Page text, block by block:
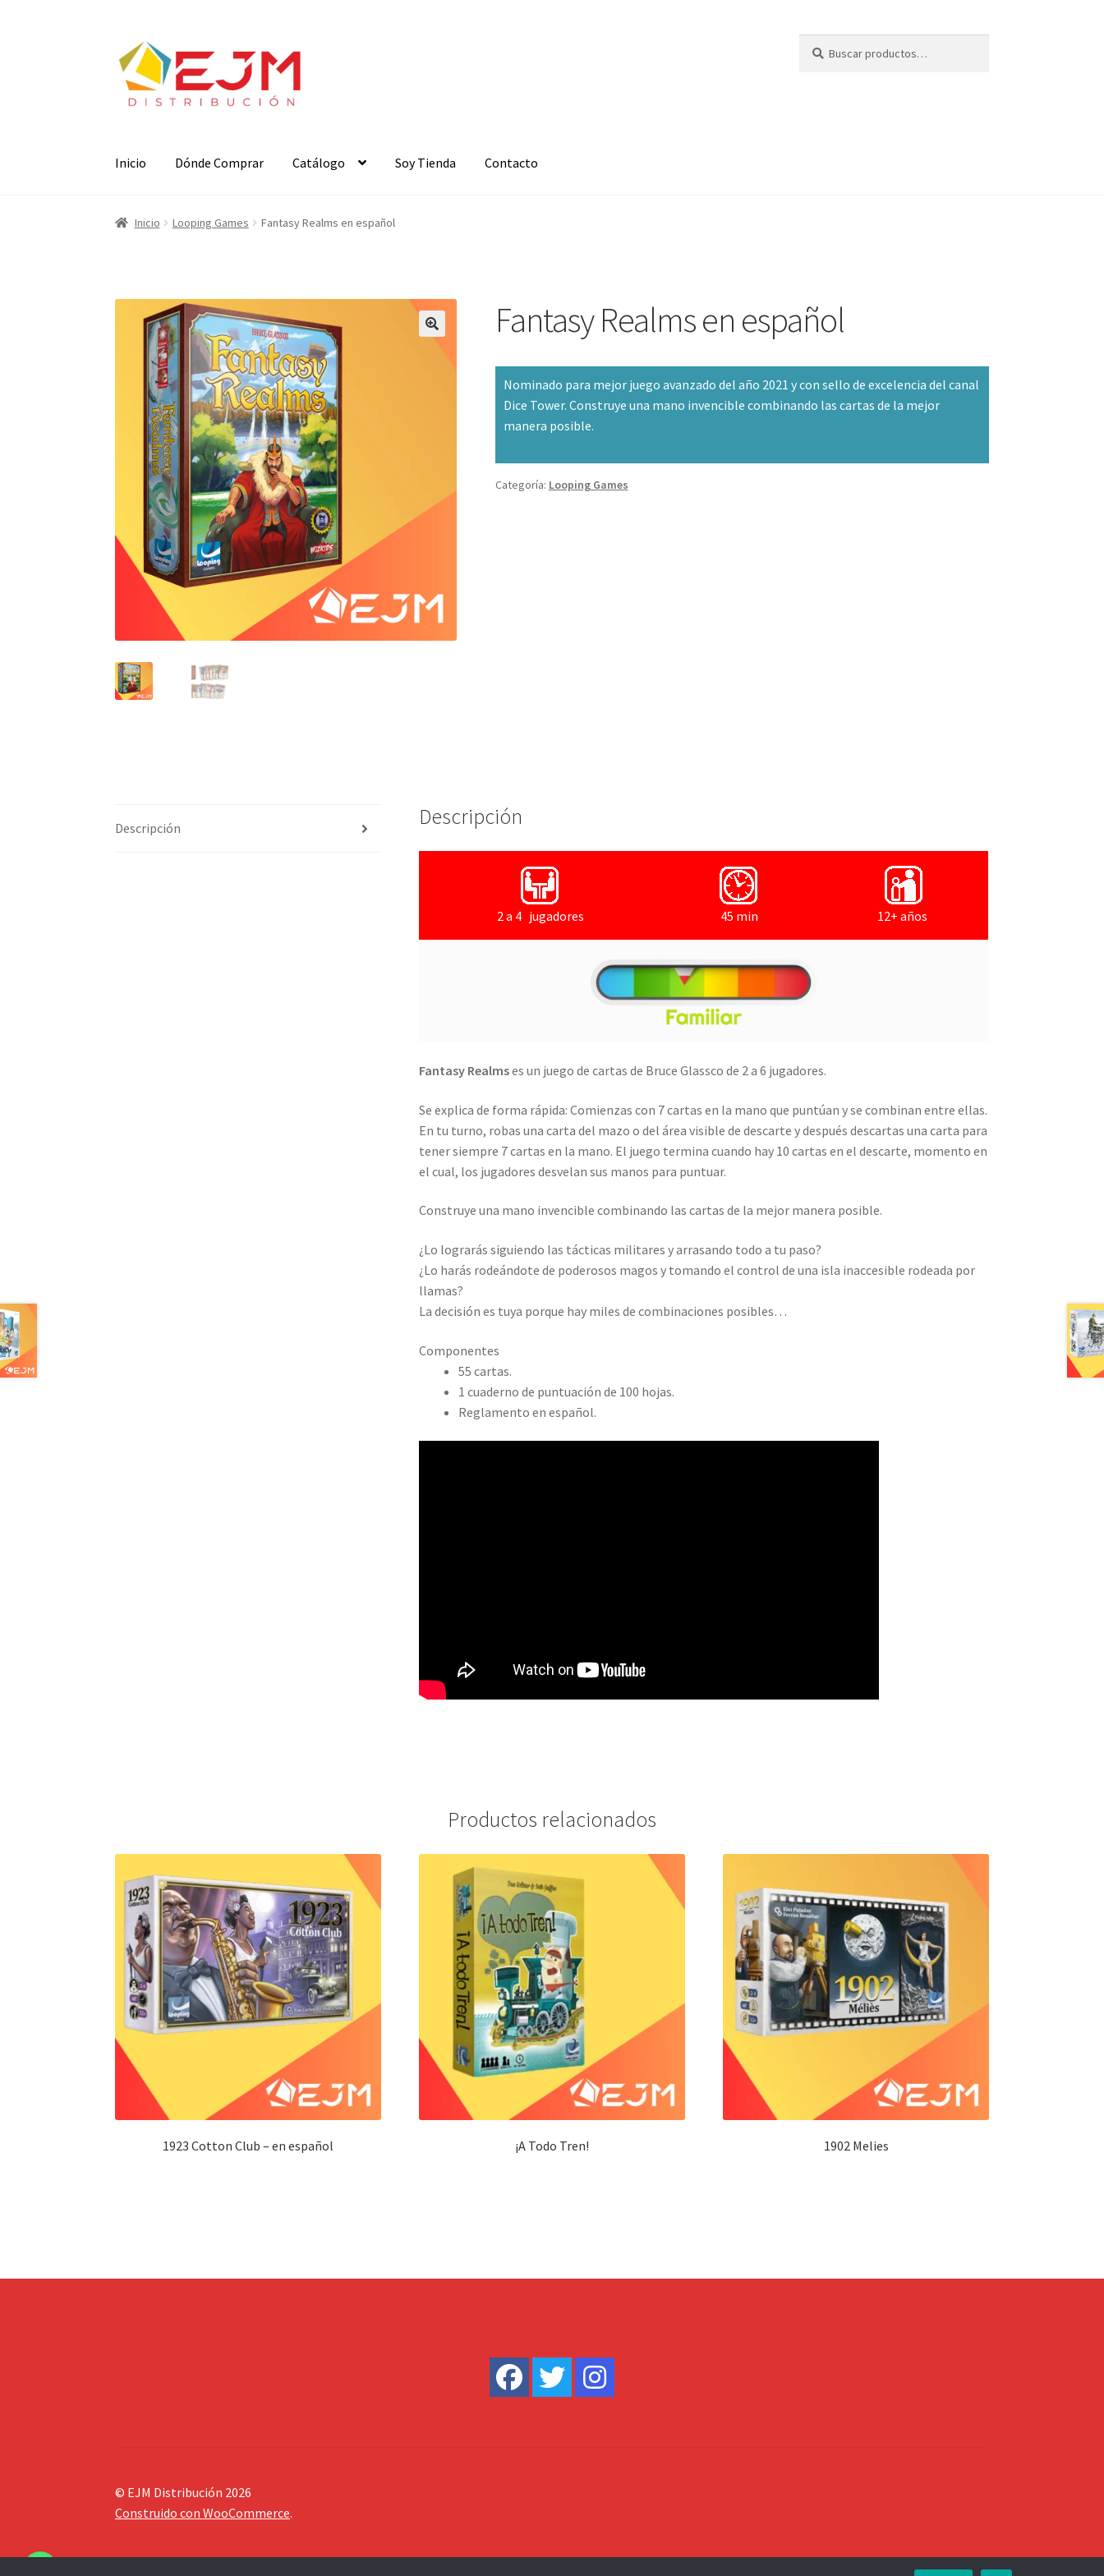
a
navegación
al
contenido
por:
Inicio Dónde Comprar Catálogo Soy Tienda Contacto
Inicio Looping Games Fantasy Realms en español
🔍
Fantasy Realms en español
Nominado para mejor juego avanzado del año 2021 y con sello de excelencia del canal
Dice Tower. Construye una mano invencible combinando las cartas de la mejor
manera posible.
Categoría: Looping Games
Descripción Descripción
2 a 4 jugadores 45 min 12+ años
Fantasy Realmses un juego de cartas de Bruce Glassco de 2 a 6 jugadores.
Se explica de forma rápida: Comienzas con 7 cartas en la mano que puntúan y se combinan entre ellas.
En tu turno, robas una carta del mazo o del área visible de descarte y después descartas una carta para
tener siempre 7 cartas en la mano. El juego termina cuando hay 10 cartas en el descarte, momento en
el cual, los jugadores desvelan sus manos para puntuar.
Construye una mano invencible combinando las cartas de la mejor manera posible.
¿Lo lograrás siguiendo las tácticas militares y arrasando todo a tu paso?
¿Lo harás rodeándote de poderosos magos y tomando el control de una isla inaccesible rodeada por
llamas?
La decisión es tuya porque hay miles de combinaciones posibles…
Componentes
55 cartas.
1 cuaderno de puntuación de 100 hojas.
Reglamento en español.
Productos relacionados
1923 Cotton Club – en español ¡A Todo Tren! 1902 Melies
© EJM Distribución 2026
Construido con WooCommerce.